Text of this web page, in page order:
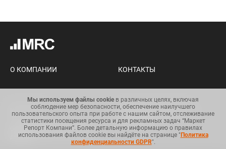
О КОМПАНИИ КОНТАКТЫ
Карта сайта
Условия использования
информации
Общий регламент по защите
данных
Мы используем файлы cookie в различных целях, включая
соблюдение мер безопасности, обеспечение наилучшего
пользовательского опыта при работе с нашим сайтом, отслеживание
статистики посещения ресурса и для рекламных задач “Маркет
Репорт Компани”. Более детальную информацию о правилах
использования файлов cookie вы найдёте на странице " Политика
конфиденциальности GDPR".